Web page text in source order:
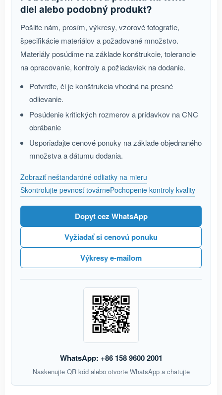
diel alebo podobný produkt?
Pošlite nám, prosím, výkresy, vzorové fotografie,
špecifikácie materiálov a požadované množstvo.
Materiály posúdime na základe konštrukcie, tolerancie
na opracovanie, kontroly a požiadaviek na dodanie.
Potvrďte, či je konštrukcia vhodná na presné
odlievanie.
Posúdenie kritických rozmerov a prídavkov na CNC
obrábanie
Usporiadajte cenové ponuky na základe objednaného
množstva a dátumu dodania.
Zobraziť neštandardné odliatky na mieru
Skontrolujte pevnosť továrnePochopenie kontroly kvality
Dopyt cez WhatsApp
Vyžiadať si cenovú ponuku
Výkresy e-mailom
WhatsApp: +86 158 9600 2001
Naskenujte QR kód alebo otvorte WhatsApp a chatujte